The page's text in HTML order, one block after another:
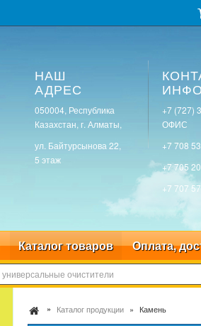
НАШ
АДРЕС
050004, Республика
Казахстан, г. Алматы,
ул. Байтурсынова 22,
5 этаж
+7 (727)
ОФИС
+7 708
+7 705
+7 707
Каталог товаров Оплата,
Каталог продукции Камень